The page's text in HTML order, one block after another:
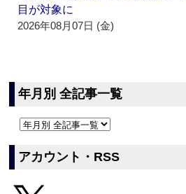
目が対象に
2026年08月07日 (金)
年月別 全記事一覧
アカウント・RSS